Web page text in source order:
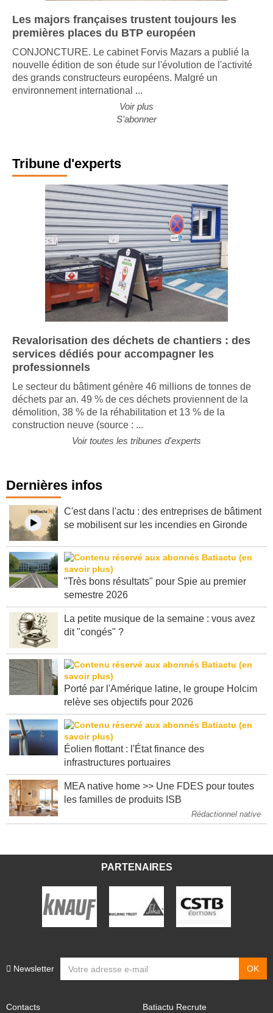
Les majors françaises trustent toujours les
premières places du BTP européen
CONJONCTURE. Le cabinet Forvis Mazars a publié la
nouvelle édition de son étude sur l'évolution de l'activité
des grands constructeurs européens. Malgré un
Voir plus
Tribune d'experts
Revalorisation des déchets de chantiers : des
services dédiés pour accompagner les
professionnels
Le secteur du bâtiment génère 46 millions de tonnes de
déchets par an. 49 % de ces déchets proviennent de la
démolition, 38 % de la réhabilitation et 13 % de la
Dernières infos
C'est dans l'actu : des entreprises de bâtiment
"Très bons résultats" pour Spie au premier
La petite musique de la semaine : vous avez
Porté par l'Amérique latine, le groupe Holcim
Éolien flottant : l'État finance des
MEA native home >> Une FDES pour toutes
Rédactionnel native